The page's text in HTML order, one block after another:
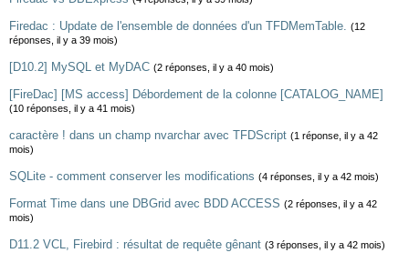
Firedac : Update de l'ensemble de données d'un TFDMemTable. (12
réponses, il y a 39 mois)
[D10.2] MySQL et MyDAC (2 réponses, il y a 40 mois)
[FireDac] [MS access] Débordement de la colonne [CATALOG_NAME]
(10 réponses, il y a 41 mois)
caractère ! dans un champ nvarchar avec TFDScript (1 réponse, il y a 42
mois)
SQLite - comment conserver les modifications (4 réponses, il y a 42 mois)
Format Time dans une DBGrid avec BDD ACCESS (2 réponses, il y a 42
mois)
D11.2 VCL, Firebird : résultat de requête gênant (3 réponses, il y a 42 mois)